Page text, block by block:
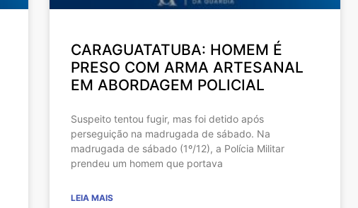
CARAGUATATUBA: HOMEM É
PRESO COM ARMA ARTESANAL
EM ABORDAGEM POLICIAL
Suspeito tentou fugir, mas foi detido após
perseguição na madrugada de sábado. Na
madrugada de sábado (1º/12), a Polícia Militar
prendeu um homem que portava
LEIA MAIS